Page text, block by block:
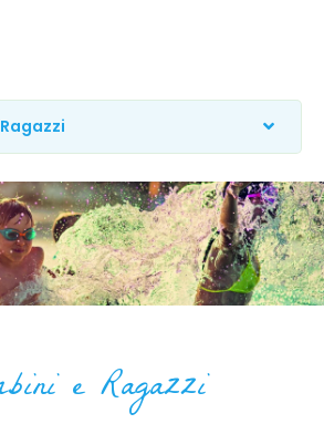
e Ragazzi